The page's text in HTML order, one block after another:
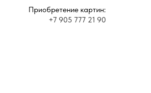
Приобретение картин:
+7 905 777 21 90